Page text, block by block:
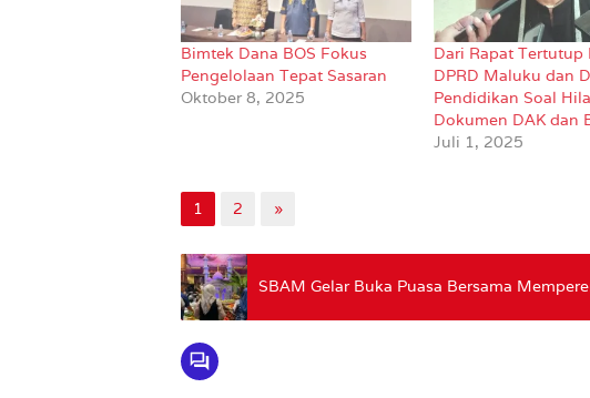
Bimtek Dana BOS Fokus
Pengelolaan Tepat Sasaran
Oktober 8, 2025
Dari Rapat Tertutup
DPRD Maluku dan
Pendidikan Soal
Dokumen DAK dan
Juli 1, 2025
1 2 »
SBAM Gelar Buka Puasa Bersama